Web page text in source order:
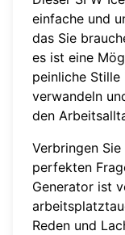
einfache und
das Sie
es ist eine
peinliche Stille
verwandeln
den
Verbringen
perfekten
Generator ist
Reden und